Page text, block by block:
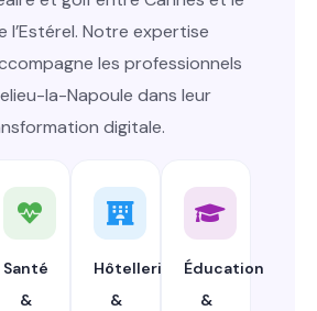
l’Estérel. Notre expertise
les professionnels
la-Napoule dans leur
digitale.
Santé
&
Hôtellerie
&
Éducation
&